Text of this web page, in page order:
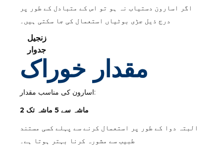
اگر اسارون دستیاب نہ ہو تو اس کے متبادل کے طور پر
درج ذیل جڑی بوٹیاں استعمال کی جا سکتی ہیں۔
زنجیل
جدوار
مقدار خوراک
اسارون کی مناسب مقدار:
2 ماشہ سے 5 ماشہ تک
البتہ دوا کے طور پر استعمال کرنے سے پہلے کسی مستند
طبیب سے مشورہ کرنا بہتر ہوتا ہے۔